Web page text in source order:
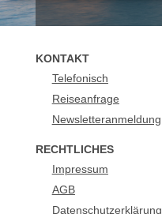
KONTAKT
Telefonisch
Reiseanfrage
Newsletteranmeldung
RECHTLICHES
Impressum
AGB
Datenschutzerklärung